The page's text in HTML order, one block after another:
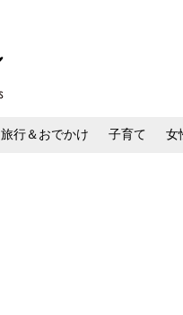
旅行＆おでかけ 子育て 女